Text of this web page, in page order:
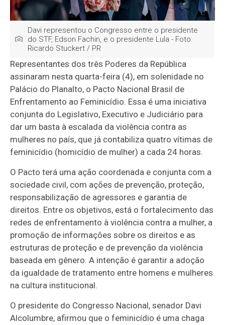
Davi representou o Congresso entre o presidente
do STF, Edson Fachin, e o presidente Lula - Foto:
Ricardo Stuckert / PR
Representantes dos três Poderes da República
assinaram nesta quarta-feira (4), em solenidade no
Palácio do Planalto, o Pacto Nacional Brasil de
Enfrentamento ao Feminicídio. Essa é uma iniciativa
conjunta do Legislativo, Executivo e Judiciário para
dar um basta à escalada da violência contra as
mulheres no país, que já contabiliza quatro vítimas de
feminicídio (homicídio de mulher) a cada 24 horas.
O Pacto terá uma ação coordenada e conjunta com a
sociedade civil, com ações de prevenção, proteção,
responsabilização de agressores e garantia de
direitos. Entre os objetivos, está o fortalecimento das
redes de enfrentamento à violência contra a mulher, a
promoção de informações sobre os direitos e as
estruturas de proteção e de prevenção da violência
baseada em gênero. A intenção é garantir a adoção
da igualdade de tratamento entre homens e mulheres
na cultura institucional.
O presidente do Congresso Nacional, senador Davi
Alcolumbre, afirmou que o feminicídio é uma chaga